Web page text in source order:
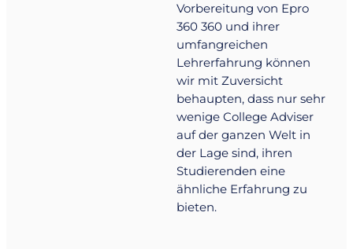
Vorbereitung von Epro
360 360 und ihrer
umfangreichen
Lehrerfahrung können
wir mit Zuversicht
behaupten, dass nur sehr
wenige College Adviser
auf der ganzen Welt in
der Lage sind, ihren
Studierenden eine
ähnliche Erfahrung zu
bieten.